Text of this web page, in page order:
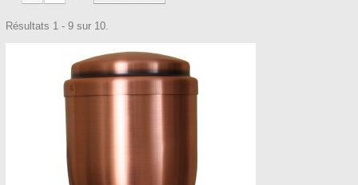
Résultats 1 - 9 sur 10.